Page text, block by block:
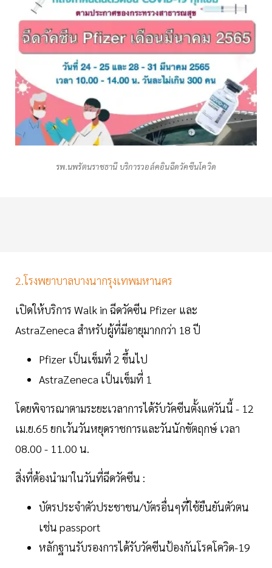
รพ.นพรัตนราชธานี บริการวอล์คอินฉีดวัคซีนโควิด
2.โรงพยาบาลบางนากรุงเทพมหานคร
เปิดให้บริการ Walk in ฉีดวัคซีน Pfizer และ
AstraZeneca สำหรับผู้ที่มีอายุมากกว่า 18 ปี
Pfizer เป็นเข็มที่ 2 ขึ้นไป
AstraZeneca เป็นเข็มที่ 1
โดยพิจารณาตามระยะเวลาการได้รับวัคซีนตั้งแต่วันนี้ - 12
เม.ย.65 ยกเว้นวันหยุดราชการและวันนักขัตฤกษ์ เวลา
08.00 - 11.00 น.
สิ่งที่ต้องนำมาในวันที่ฉีดวัคซีน :
บัตรประจำตัวประชาชน/บัตรอื่นๆที่ใช้ยืนยันตัวตน
เช่น passport
หลักฐานรับรองการได้รับวัคซีนป้องกันโรคโควิด-19